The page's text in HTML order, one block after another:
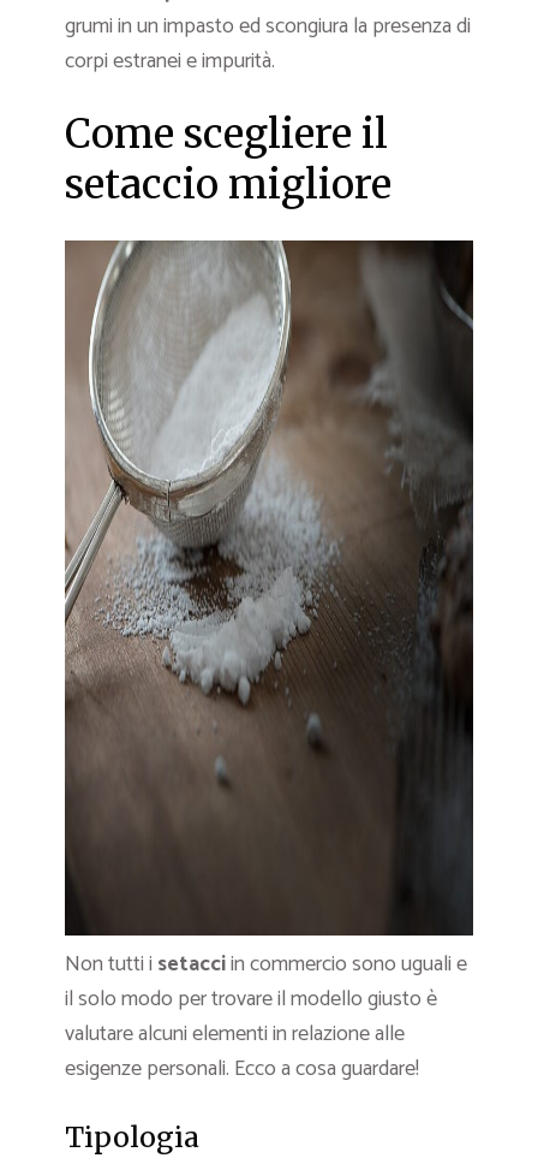
grumi in un impasto ed scongiura la presenza di
corpi estranei e impurità.
Come scegliere il
setaccio migliore
Non tutti i setacciin commercio sono uguali e
il solo modo per trovare il modello giusto è
valutare alcuni elementi in relazione alle
esigenze personali. Ecco a cosa guardare!
Tipologia